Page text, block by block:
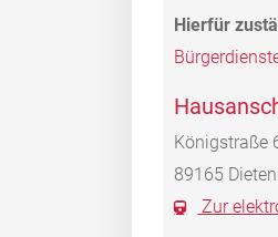
Königstraße
89165
Zur